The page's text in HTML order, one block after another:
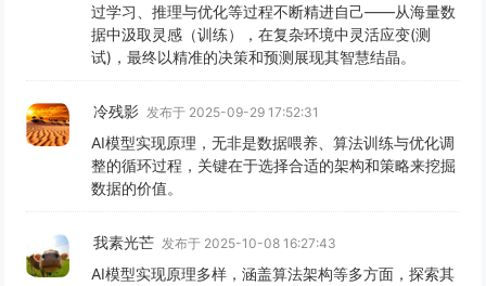
过学习、推理与优化等过程不断精进自己——从海量数
据中汲取灵感（训练），在复杂环境中灵活应变(测
试)，最终以精准的决策和预测展现其智慧结晶。
冷残影 发布于 2025-09-29 17:52:31
AI模型实现原理，无非是数据喂养、算法训练与优化调
整的循环过程，关键在于选择合适的架构和策略来挖掘
数据的价值。
我素光芒 发布于 2025-10-08 16:27:43
AI模型实现原理多样，涵盖算法架构等多方面，探索其